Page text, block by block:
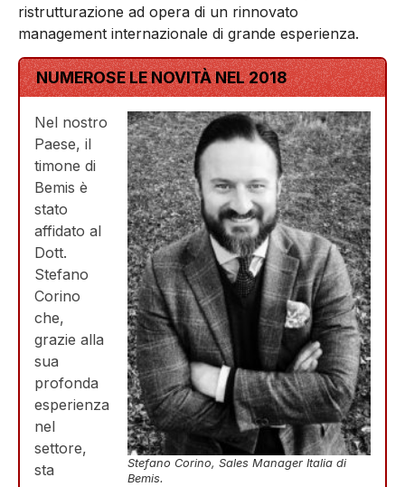
ristrutturazione ad opera di un rinnovato
management internazionale di grande esperienza.
NUMEROSE LE NOVITÀ NEL 2018
Stefano Corino, Sales Manager Italia di
Bemis.
Nel nostro
Paese, il
timone di
Bemis è
stato
affidato al
Dott.
Stefano
Corino
che,
grazie alla
sua
profonda
esperienza
nel
settore,
sta